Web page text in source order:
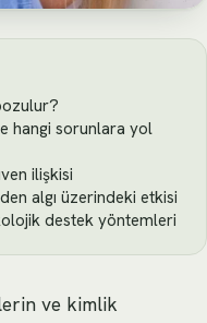
hangi sorunlara yol
ilişkisi
algı üzerindeki etkisi
destek yöntemleri
ve kimlik